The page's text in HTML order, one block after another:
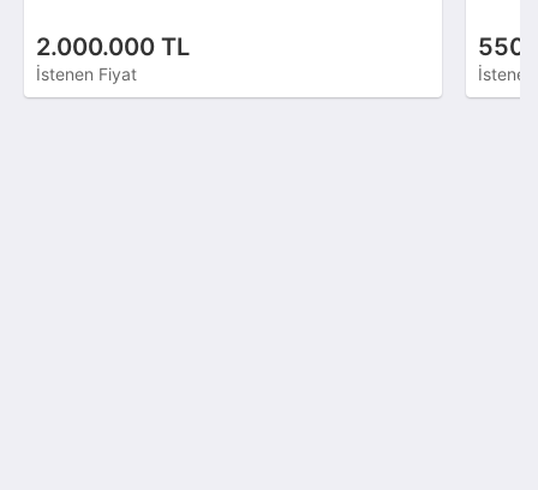
2.000.000 TL
İstenen Fiyat